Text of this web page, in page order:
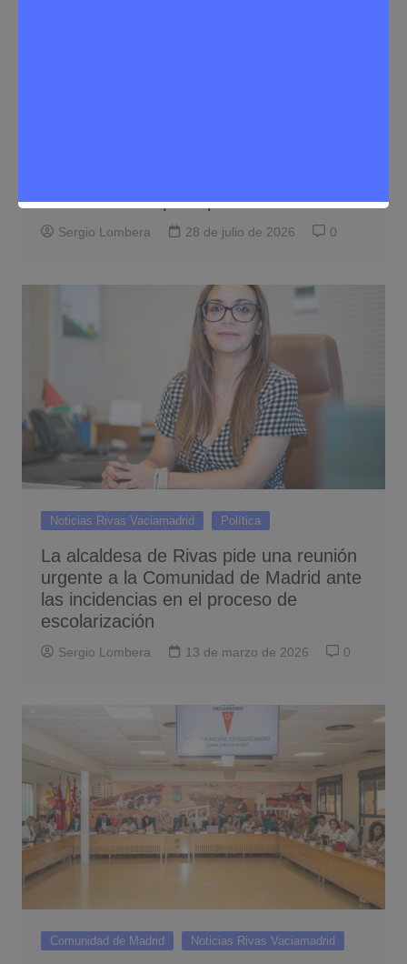
del Metro a su paso por Rivas
Sergio Lombera 28 de julio de 2026 0
Noticias Rivas Vaciamadrid Política
La alcaldesa de Rivas pide una reunión
urgente a la Comunidad de Madrid ante
las incidencias en el proceso de
escolarización
Sergio Lombera 13 de marzo de 2026 0
Comunidad de Madrid Noticias Rivas Vaciamadrid